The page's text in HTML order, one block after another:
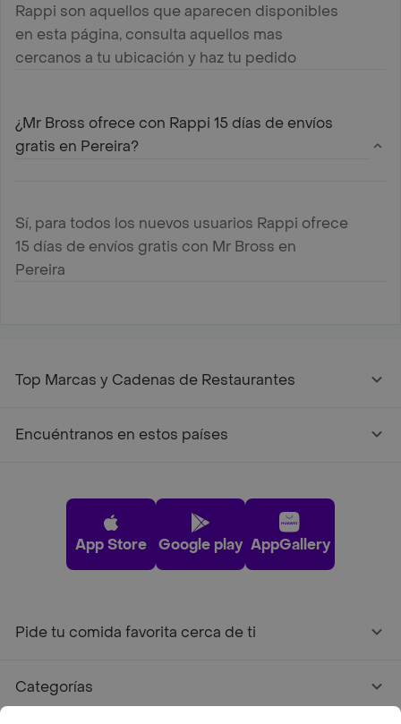
Rappi son aquellos que aparecen disponibles
en esta página, consulta aquellos mas
cercanos a tu ubicación y haz tu pedido
¿Mr Bross ofrece con Rappi 15 días de envíos
gratis en Pereira?
Sí, para todos los nuevos usuarios Rappi ofrece
15 días de envíos gratis con Mr Bross en
Pereira
Top Marcas y Cadenas de Restaurantes
Encuéntranos en estos países
App Store Google play AppGallery
Pide tu comida favorita cerca de ti
Categorías